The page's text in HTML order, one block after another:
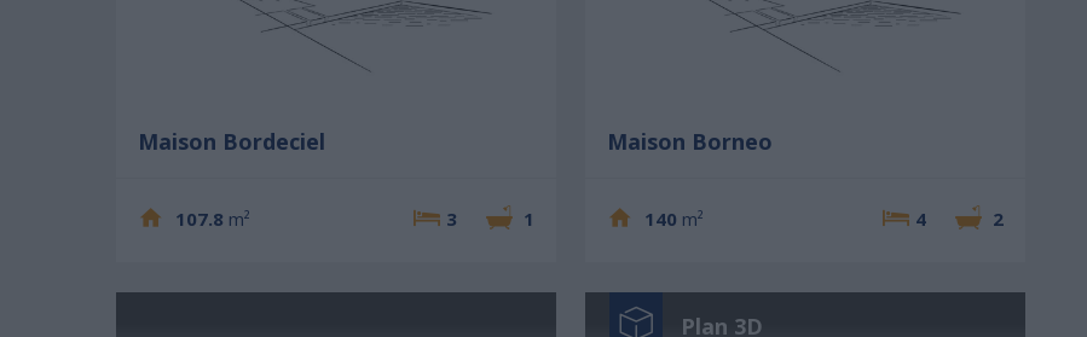
Maison Bordeciel
107.8 m² 3 1
Maison Borneo
140 m² 4 2
Plan 3D